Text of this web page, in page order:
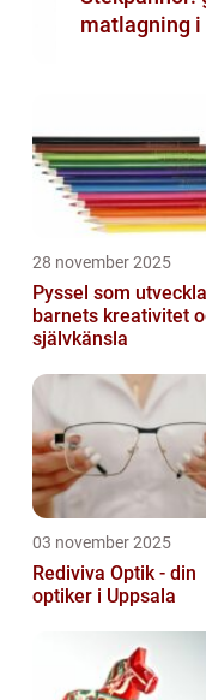
matlagning i
28 november 2025
Pyssel som
barnets kreativitet
självkänsla
03 november 2025
Rediviva Optik - din
optiker i Uppsala